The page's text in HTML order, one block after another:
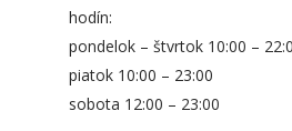
hodín:
pondelok – štvrtok 10:00 –
piatok 10:00 – 23:00
sobota 12:00 – 23:00